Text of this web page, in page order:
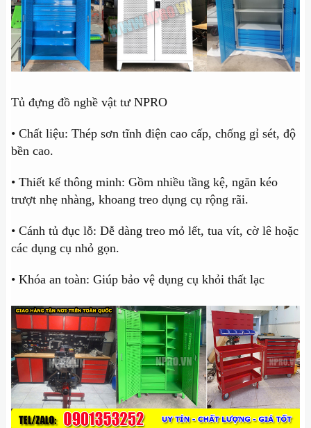
Tủ đựng đồ nghề vật tư NPRO
• Chất liệu: Thép sơn tĩnh điện cao cấp, chống gỉ sét, độ
bền cao.
• Thiết kế thông minh: Gồm nhiều tầng kệ, ngăn kéo
trượt nhẹ nhàng, khoang treo dụng cụ rộng rãi.
• Cánh tủ đục lỗ: Dễ dàng treo mỏ lết, tua vít, cờ lê hoặc
các dụng cụ nhỏ gọn.
• Khóa an toàn: Giúp bảo vệ dụng cụ khỏi thất lạc